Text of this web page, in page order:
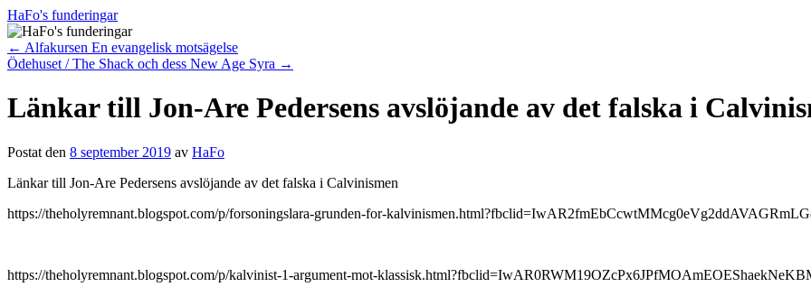
Hoppa
till
innehåll
HaFo's funderingar
← Alfakursen En evangelisk motsägelse
Ödehuset / The Shack och dess New Age Syra →
Länkar till Jon-Are Pedersens avslöjande av det falska i
Postat den 8 september 2019 av HaFo
Länkar till Jon-Are Pedersens avslöjande av det falska i Calvinismen
https://theholyremnant.blogspot.com/p/forsoningslara-grunden-for-
https://theholyremnant.blogspot.com/p/kalvinist-1-argument-mot-